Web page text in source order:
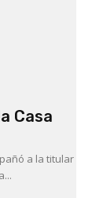
Casa
a la titular